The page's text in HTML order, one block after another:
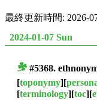
最終更新時間: 2026-
2024-01-07 Sun
#5368.
[toponymy][
[terminology][toc][